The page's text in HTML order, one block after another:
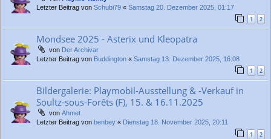
Letzter Beitrag von Schubi79 « Samstag 20. Dezember 2025, 01:17
1 2
Mondsee 2025 - Asterix und Kleopatra
von Der Archivar
Letzter Beitrag von Buddington « Samstag 13. Dezember 2025, 16:08
1 2
Bildergalerie: Playmobil-Ausstellung & -Verkauf in
Soultz-sous-Forêts (F), 15. & 16.11.2025
von Ahmet
Letzter Beitrag von benbey « Dienstag 18. November 2025, 20:11
1 2